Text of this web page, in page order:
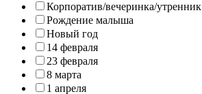
Корпоратив/вечеринка/утренник
Рождение малыша
Новый год
14 февраля
23 февраля
8 марта
1 апреля